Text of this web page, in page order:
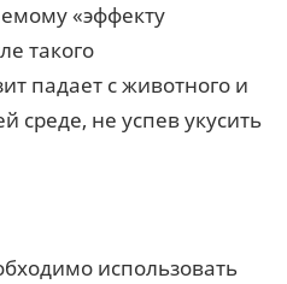
«эффекту
такого
падает с животного и
среде, не успев укусить
использовать